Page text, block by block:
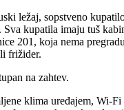
ležaj, sopstveno
Sva kupatila imaju tuš
201, koja nema
frižider.
na zahtev.
klima uređajem, Wi-